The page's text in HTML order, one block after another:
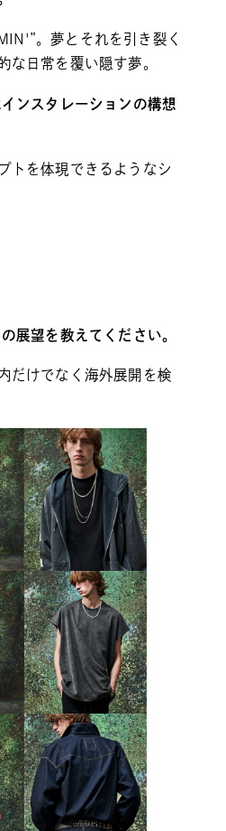
。夢とそれを引き裂く
な日常を覆い隠す夢。
ンスタレーションの構想
トを体現できるようなシ
展望を教えてください。
だけでなく海外展開を検